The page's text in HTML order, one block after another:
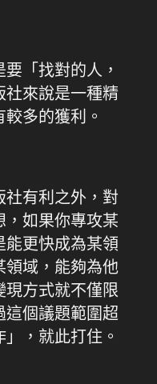
「找對的人，
社來說是一種精
多的獲利。
社有利之外，對
，如果你專攻某
能更快成為某領
領域，能夠為他
現方式就不僅限
這個議題範圍超
，就此打住。